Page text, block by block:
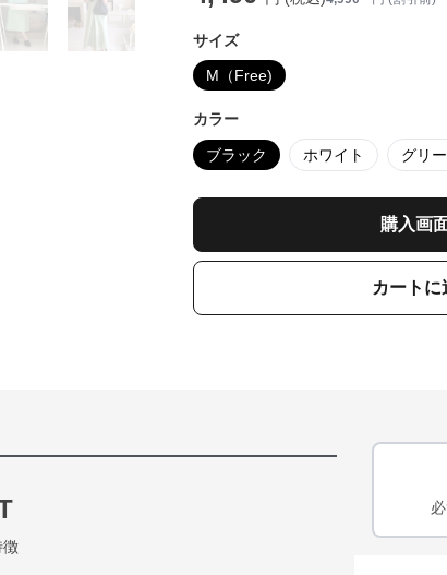
サイズ
M（Free)
カラー
ブラック ホワイト グリ
購入画
カートに
徴